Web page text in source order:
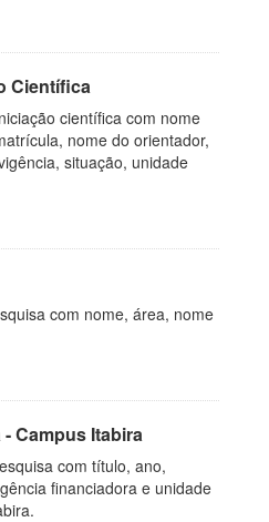
Científica
científica com nome
nome do orientador,
situação, unidade
com nome, área, nome
Campus Itabira
com título, ano,
financiadora e unidade